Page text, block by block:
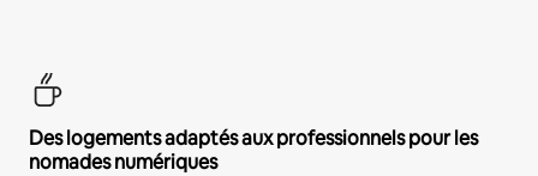
Des logements adaptés aux professionnels pour les
nomades numériques